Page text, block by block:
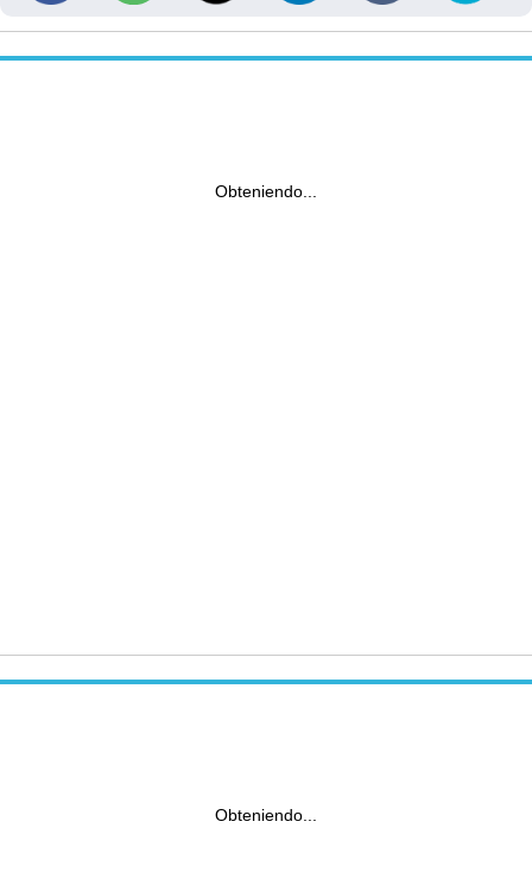
Obteniendo...
Obteniendo...